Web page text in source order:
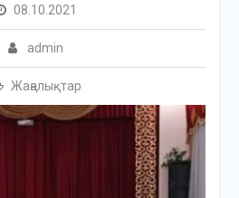
08.10.2021
admin
Жаңалықтар